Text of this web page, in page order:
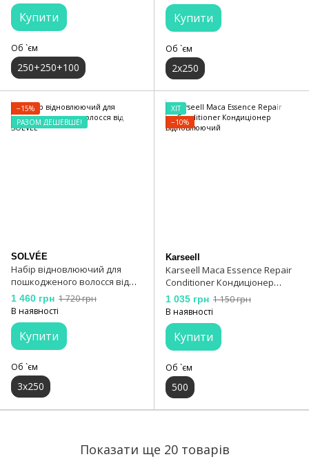
Купити
Об `єм
250+250+100
Купити
Об `єм
2х250
−15%
РАЗОМ ДЕШЕВШЕ!
SOLVÉE
Набір відновлюючий для
пошкодженого волосся від
SOLVÉE
1 460 грн 1 720 грн
В наявності
Купити
Об `єм
3х250
ХІТ
−10%
Karseell
Karseell Maca Essence Repair
Conditioner Кондиціонер
відновлюючий
1 035 грн 1 150 грн
В наявності
Купити
Об `єм
500
Показати ще 20 товарів